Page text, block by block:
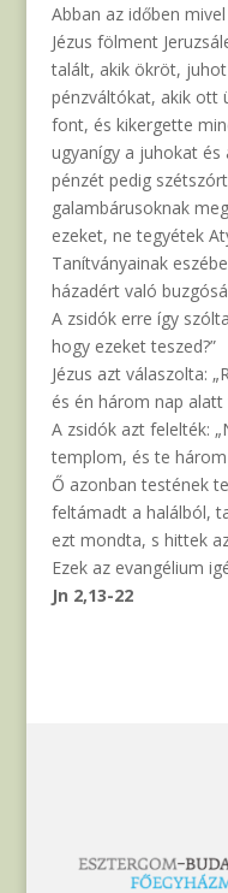
Abban az időben
Jézus fölment
talált, akik ökröt,
pénzváltókat, akik ott
font, és kikergette
ugyanígy a juhokat
pénzét pedig
galambárusoknak
ezeket, ne tegyétek
Tanítványainak
házadért való
A zsidók erre így
hogy ezeket teszed?”
Jézus azt válaszolta:
és én három nap alatt
A zsidók azt felelték:
templom, és te
Ő azonban testének
feltámadt a halálból,
ezt mondta, s hittek
Ezek az evangélium
Jn 2,13-22